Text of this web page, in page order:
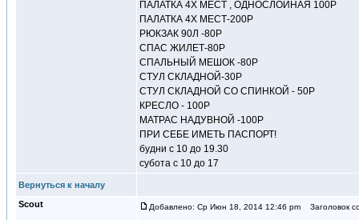
ПАЛАТКА 4Х МЕСТ , ОДНОСЛОЙНАЯ 100Р
ПАЛАТКА 4Х МЕСТ-200Р
РЮКЗАК 90Л -80Р
СПАС ЖИЛЕТ-80Р
СПАЛЬНЫЙ МЕШОК -80Р
СТУЛ СКЛАДНОЙ-30Р
СТУЛ СКЛАДНОЙ СО СПИНКОЙ - 50Р
КРЕСЛО - 100Р
МАТРАС НАДУВНОЙ -100Р
ПРИ СЕБЕ ИМЕТЬ ПАСПОРТ!
будни с 10 до 19.30
субота с 10 до 17
Вернуться к началу
Scout
Добавлено: Ср Июн 18, 2014 12:46 pm Заголовок